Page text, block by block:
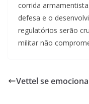
corrida
defesa e o
regulatórios serão
militar não
Vettel se